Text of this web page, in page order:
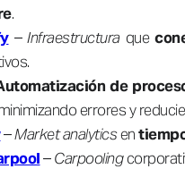
.
– Infraestructuraque
de
errores y
–Market analyticsen
–Carpooling